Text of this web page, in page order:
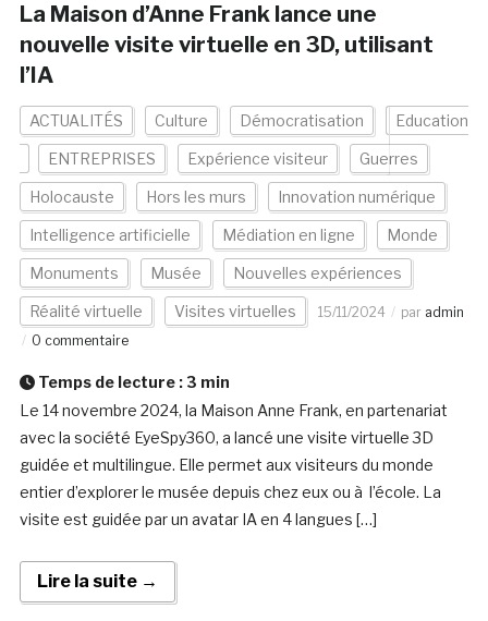
La Maison d’Anne Frank lance une
nouvelle visite virtuelle en 3D, utilisant
l’IA
ACTUALITÉS Culture Démocratisation Education
ENTREPRISES Expérience visiteur Guerres
Holocauste Hors les murs Innovation numérique
Intelligence artificielle Médiation en ligne Monde
Monuments Musée Nouvelles expériences
Réalité virtuelle Visites virtuelles 15/11/2024 par admin
0 commentaire
Temps de lecture : 3 min
Le 14 novembre 2024, la Maison Anne Frank, en partenariat
avec la société EyeSpy360, a lancé une visite virtuelle 3D
guidée et multilingue. Elle permet aux visiteurs du monde
entier d’explorer le musée depuis chez eux ou à l’école. La
visite est guidée par un avatar IA en 4 langues […]
Lire la suite →